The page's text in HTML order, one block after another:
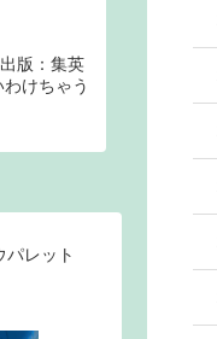
版：集英
けちゃう
パレット